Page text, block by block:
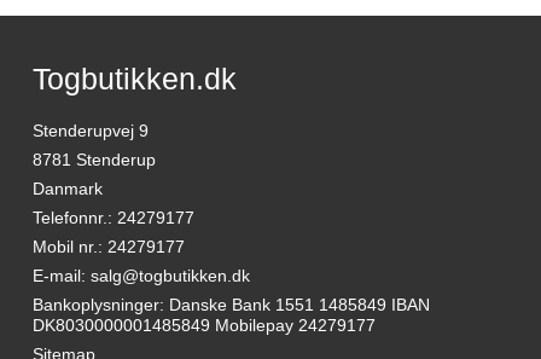
Togbutikken.dk
Stenderupvej 9
8781 Stenderup
Danmark
Telefonnr. : 24279177
Mobil nr. : 24279177
E-mail: salg@togbutikken.dk
Bankoplysninger: Danske Bank 1551 1485849 IBAN
DK8030000001485849 Mobilepay 24279177
Sitemap